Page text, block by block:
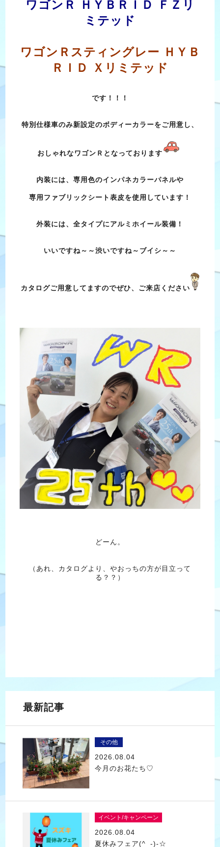
ワゴンＲ ＨＹＢＲＩＤ ＦＺリ
ミテッド
ワゴンＲスティングレー ＨＹＢ
ＲＩＤ Ｘリミテッド
です！！！
特別仕様車のみ新設定のボディーカラーをご用意し、
おしゃれなワゴンＲとなっております
内装には、専用色のインパネカラーパネルや
専用ファブリックシート表皮を使用しています！
外装には、全タイプにアルミホイール装備！
いいですね～～渋いですね～ブイシ～～
カタログご用意してますのでぜひ、ご来店ください
どーん。
（あれ、カタログより、やおっちの方が目立って
る？？）
最新記事
その他
2026.08.04
今月のお花たち♡
イベント/キャンペーン
2026.08.04
夏休みフェア(^_-)-☆